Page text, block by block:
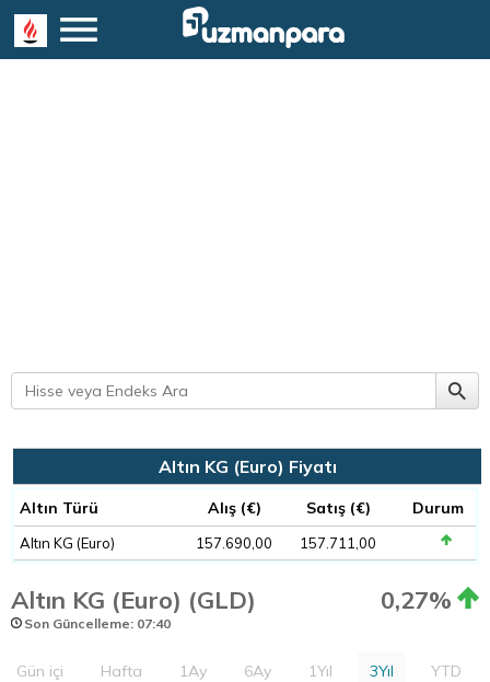
Altın KG (Euro) Fiyatı
Altın Türü Alış (€) Satış (€) Durum
Altın KG (Euro) 157.690,00 157.711,00
Altın KG (Euro) (GLD) 0,27%
Son Güncelleme: 07:40
Gün içi Hafta 1Ay 6Ay 1Yıl 3Yıl YTD